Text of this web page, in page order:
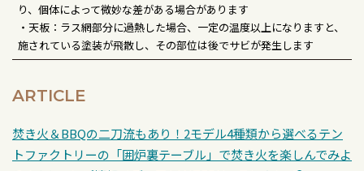
り、個体によって微妙な差がある場合があります
・天板：ラス網部分に過熱した場合、一定の温度以上になりますと、
施されている塗装が飛散し、その部位は後でサビが発生します
ARTICLE
焚き火＆BBQの二刀流もあり！2モデル4種類から選べるテン
トファクトリーの「囲炉裏テーブル」で焚き火を楽しんでみよ